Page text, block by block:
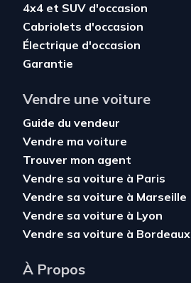
4x4 et SUV d'occasion
Cabriolets d'occasion
Électrique d'occasion
Garantie
Vendre une voiture
Guide du vendeur
Vendre ma voiture
Trouver mon agent
Vendre sa voiture à Paris
Vendre sa voiture à Marseille
Vendre sa voiture à Lyon
Vendre sa voiture à Bordeaux
À Propos